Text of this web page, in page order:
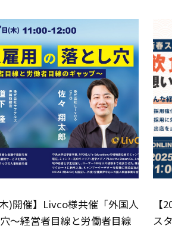
eminar
)開催】Livco様共催「外国人
～経営者目線と労働者目線
【
ス